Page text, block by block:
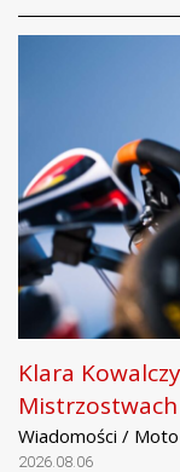
Klara
Wiadomości /
2026.08.06